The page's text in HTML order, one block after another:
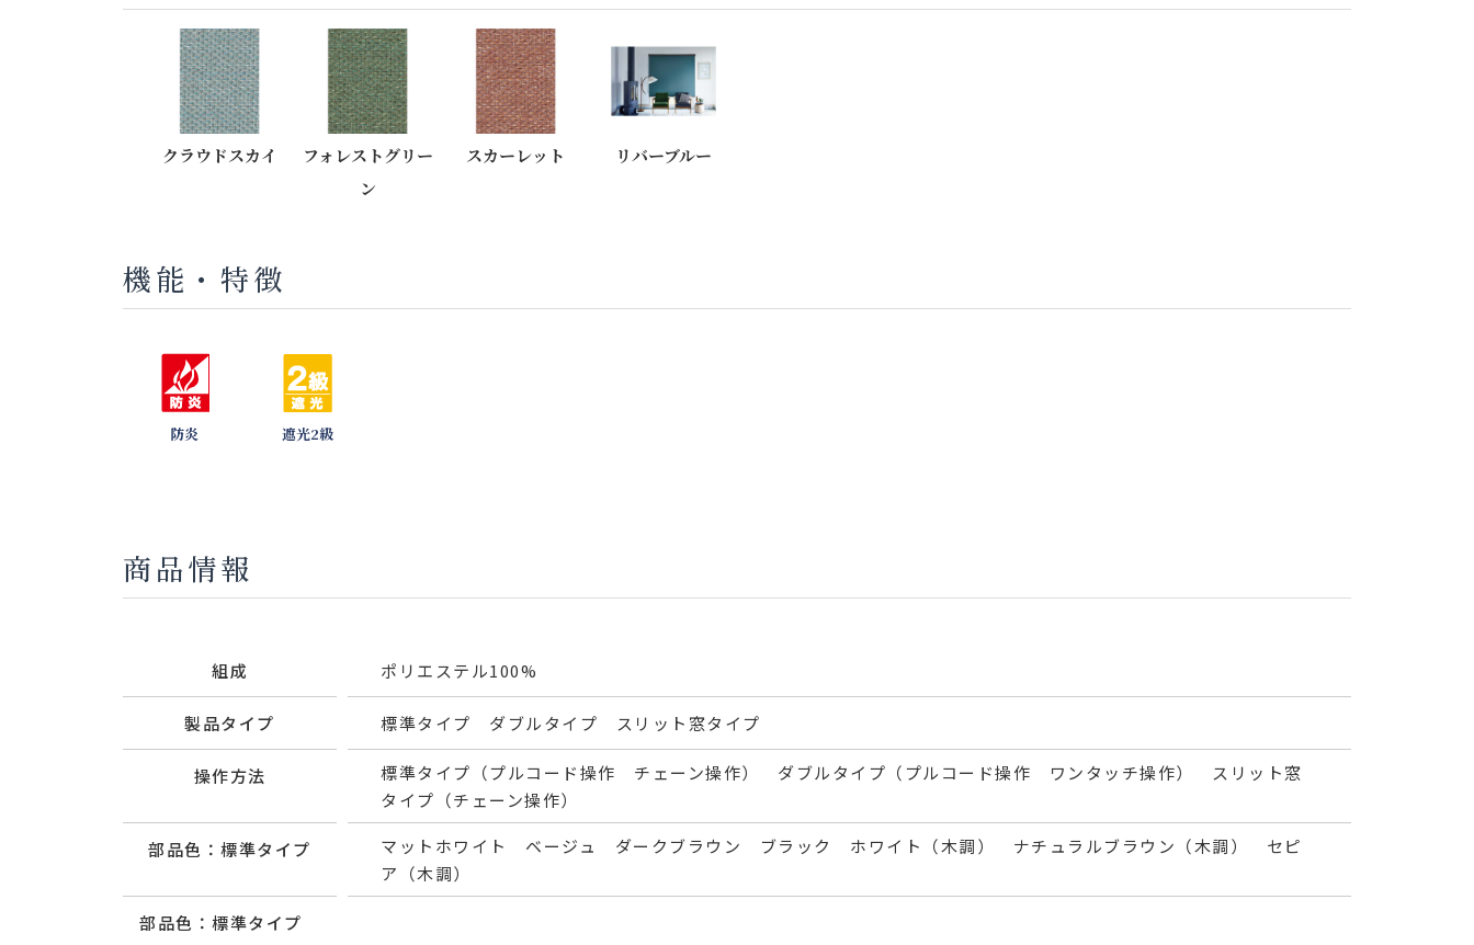
クラウドスカイ
フォレストグリー
ン
スカーレット リバーブルー
機能・特徴
防炎 遮光2級
商品情報
組成 ポリエステル100%
製品タイプ 標準タイプ ダブルタイプ スリット窓タイプ
操作方法
標準タイプ（プルコード操作 チェーン操作） ダブルタイプ（プルコード操作 ワンタッチ操作） スリット窓
タイプ（チェーン操作）
部品色：標準タイプ
マットホワイト ベージュ ダークブラウン ブラック ホワイト（木調） ナチュラルブラウン（木調） セピ
ア（木調）
部品色：標準タイプ